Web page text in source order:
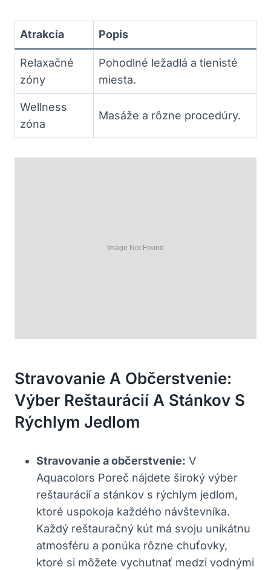
Atrakcia Popis
Relaxačné
zóny
Pohodlné ležadlá a tienisté
miesta.
Wellness
zóna
Masáže a rôzne procedúry.
Stravovanie A Občerstvenie:
Výber Reštaurácií A Stánkov S
Rýchlym Jedlom
Stravovanie a občerstvenie: V
Aquacolors Poreč nájdete široký výber
reštaurácií a stánkov s rýchlym jedlom,
ktoré uspokoja každého návštevníka.
Každý reštauračný kút má svoju unikátnu
atmosféru a ponúka rôzne chuťovky,
ktoré si môžete vychutnať medzi vodnými